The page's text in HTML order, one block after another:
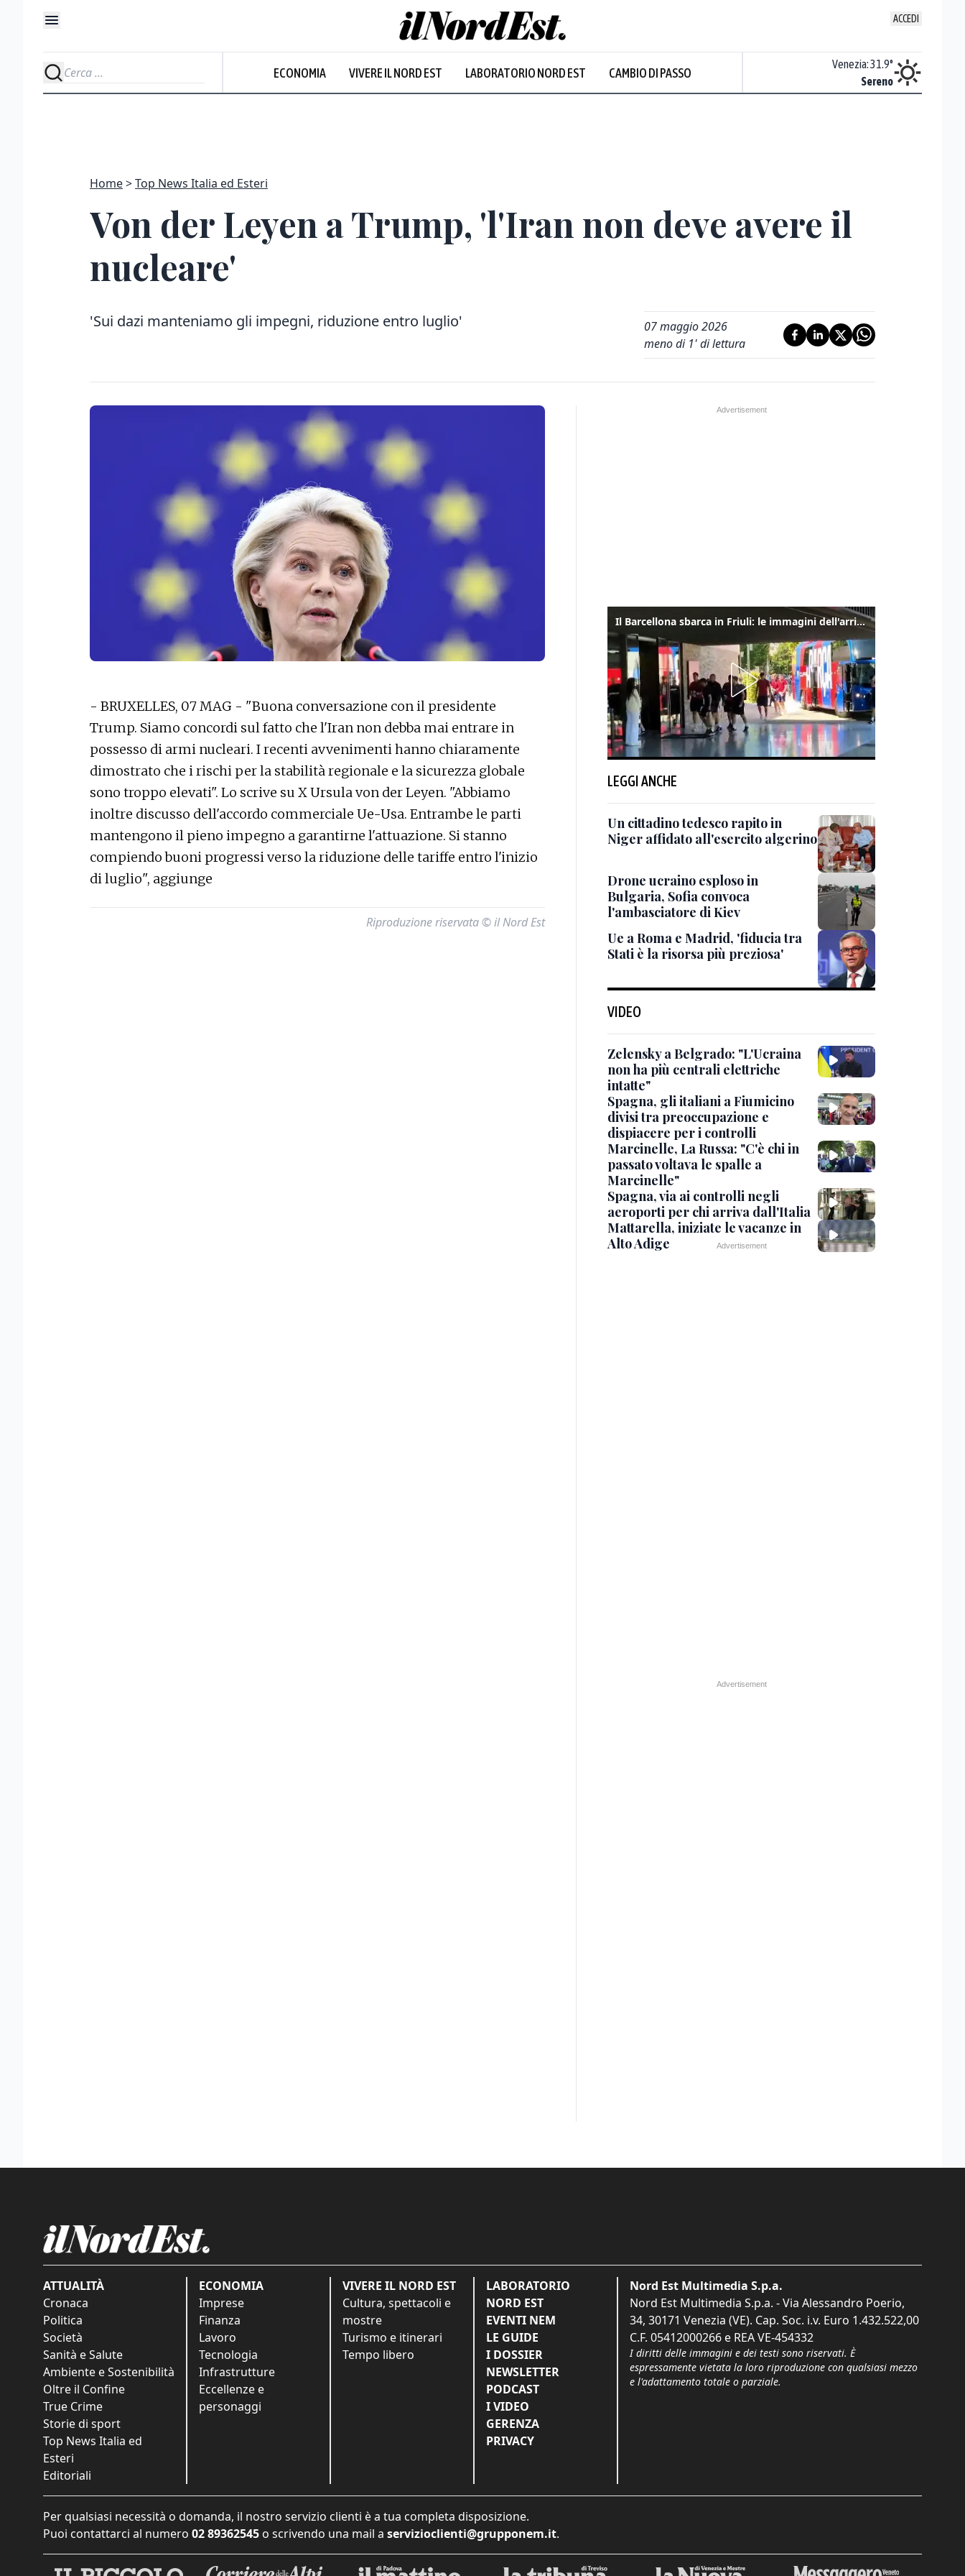
ACCEDI
ECONOMIA VIVERE IL NORD EST LABORATORIO NORD EST CAMBIO DI PASSO
Sereno
Venezia:31.9°
Sereno
Home Top News Italia ed Esteri
Von der Leyen a Trump, 'l'Iran non deve avere il
nucleare'
'Sui dazi manteniamo gli impegni, riduzione entro luglio'
07 maggio 2026
meno di 1' di lettura
- BRUXELLES, 07 MAG - "Buona conversazione con il presidente
Trump. Siamo concordi sul fatto che l'Iran non debba mai entrare in
possesso di armi nucleari. I recenti avvenimenti hanno chiaramente
dimostrato che i rischi per la stabilità regionale e la sicurezza globale
sono troppo elevati". Lo scrive su X Ursula von der Leyen. "Abbiamo
inoltre discusso dell'accordo commerciale Ue-Usa. Entrambe le parti
mantengono il pieno impegno a garantirne l'attuazione. Si stanno
compiendo buoni progressi verso la riduzione delle tariffe entro l'inizio
di luglio", aggiunge
Riproduzione riservata © il Nord Est
Il Barcellona sbarca in Friuli: le immagini dell'arrivo in albergo
LEGGI ANCHE
Un cittadino tedesco rapito in
Niger affidato all'esercito algerino
Drone ucraino esploso in
Bulgaria, Sofia convoca
l'ambasciatore di Kiev
Ue a Roma e Madrid, 'fiducia tra
Stati è la risorsa più preziosa'
VIDEO
Zelensky a Belgrado: "L'Ucraina
non ha più centrali elettriche
intatte"
Spagna, gli italiani a Fiumicino
divisi tra preoccupazione e
dispiacere per i controlli
Marcinelle, La Russa: "C'è chi in
passato voltava le spalle a
Marcinelle"
Spagna, via ai controlli negli
aeroporti per chi arriva dall'Italia
Mattarella, iniziate le vacanze in
Alto Adige
ATTUALITÀ
Cronaca
Politica
Società
Sanità e Salute
Ambiente e Sostenibilità
Oltre il Confine
True Crime
Storie di sport
Top News Italia ed
Esteri
Editoriali
ECONOMIA
Imprese
Finanza
Lavoro
Tecnologia
Infrastrutture
Eccellenze e
personaggi
VIVERE IL NORD EST
Cultura, spettacoli e
mostre
Turismo e itinerari
Tempo libero
LABORATORIO
NORD EST
EVENTI NEM
LE GUIDE
I DOSSIER
NEWSLETTER
PODCAST
I VIDEO
GERENZA
PRIVACY
Nord Est Multimedia S.p.a.
Nord Est Multimedia S.p.a. - Via Alessandro Poerio,
34, 30171 Venezia (VE). Cap. Soc. i.v. Euro 1.432.522,00
C.F. 05412000266 e REA VE-454332
I diritti delle immagini e dei testi sono riservati. È
espressamente vietata la loro riproduzione con qualsiasi mezzo
e l'adattamento totale o parziale.
Per qualsiasi necessità o domanda, il nostro servizio clienti è a tua completa disposizione.
Puoi contattarci al numero 02 89362545 o scrivendo una mail a servizioclienti@grupponem.it.